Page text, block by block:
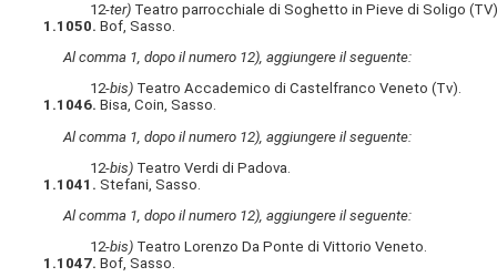
12-ter) Teatro parrocchiale di Soghetto in Pieve di Soligo
1.1050. Bof, Sasso.
Al comma 1, dopo il numero 12), aggiungere il seguente:
12-bis) Teatro Accademico di Castelfranco Veneto (Tv).
1.1046. Bisa, Coin, Sasso.
Al comma 1, dopo il numero 12), aggiungere il seguente:
12-bis) Teatro Verdi di Padova.
1.1041. Stefani, Sasso.
Al comma 1, dopo il numero 12), aggiungere il seguente:
12-bis) Teatro Lorenzo Da Ponte di Vittorio Veneto.
1.1047. Bof, Sasso.